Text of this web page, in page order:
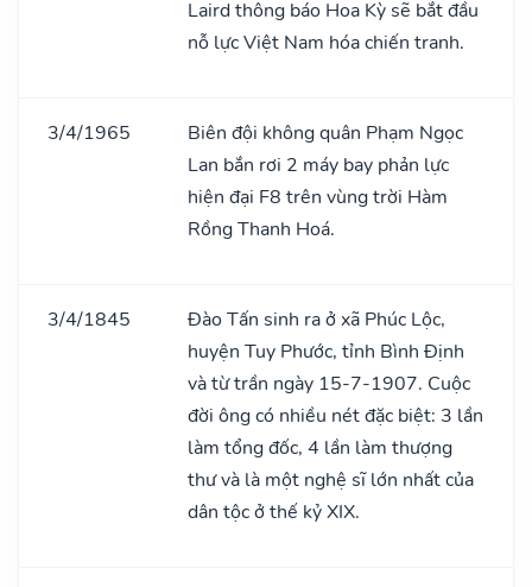
Laird thông báo Hoa Kỳ sẽ bắt đầu
nỗ lực Việt Nam hóa chiến tranh.
3/4/1965
Biên đội không quân Phạm Ngọc
Lan bắn rơi 2 máy bay phản lực
hiện đại F8 trên vùng trời Hàm
Rồng Thanh Hoá.
3/4/1845
Đào Tấn sinh ra ở xã Phúc Lộc,
huyện Tuy Phước, tỉnh Bình Định
và từ trần ngày 15-7-1907. Cuộc
đời ông có nhiều nét đặc biệt: 3 lần
làm tổng đốc, 4 lần làm thượng
thư và là một nghệ sĩ lớn nhất của
dân tộc ở thế kỷ XIX.